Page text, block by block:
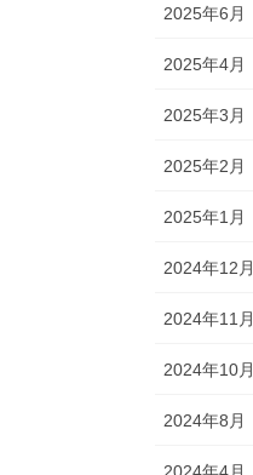
2025年6月
2025年4月
2025年3月
2025年2月
2025年1月
2024年12月
2024年11月
2024年10月
2024年8月